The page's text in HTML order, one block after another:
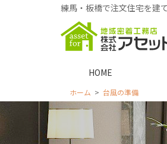
練馬・板橋で注文住宅を建
HOME
ホーム 台風の準備